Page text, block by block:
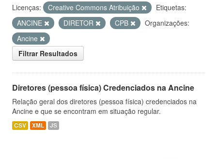
Licenças: Creative Commons Atribuição
Etiquetas:
ANCINE
DIRETOR CPB
Organizações:
Ancine
Filtrar Resultados
Diretores (pessoa física) Credenciados na Ancine
Relação geral dos diretores (pessoa física) credenciados na
Ancine e que se encontram em situação regular.
CSV XML JS